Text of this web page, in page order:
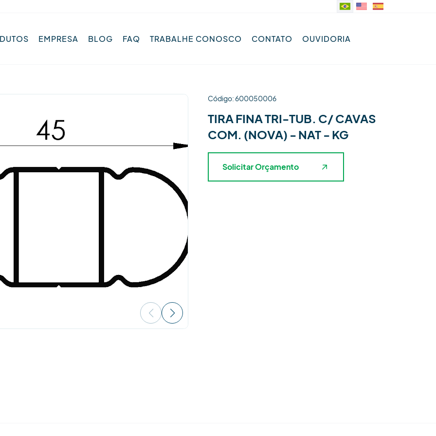
EMPRESA BLOG FAQ TRABALHE CONOSCO CONTATO OUVIDORIA
Código: 600050006
TIRA FINA TRI-TUB. C/ CAVAS
COM. (NOVA) - NAT - KG
Solicitar Orçamento